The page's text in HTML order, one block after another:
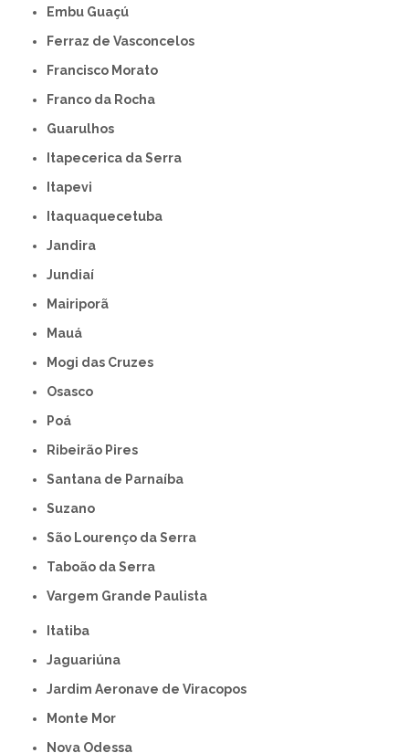
Embu Guaçú
Ferraz de Vasconcelos
Francisco Morato
Franco da Rocha
Guarulhos
Itapecerica da Serra
Itapevi
Itaquaquecetuba
Jandira
Jundiaí
Mairiporã
Mauá
Mogi das Cruzes
Osasco
Poá
Ribeirão Pires
Santana de Parnaíba
Suzano
São Lourenço da Serra
Taboão da Serra
Vargem Grande Paulista
Itatiba
Jaguariúna
Jardim Aeronave de Viracopos
Monte Mor
Nova Odessa